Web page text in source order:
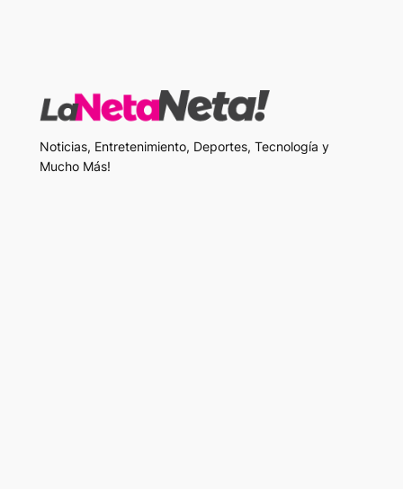
Noticias, Entretenimiento, Deportes, Tecnología y
Mucho Más!